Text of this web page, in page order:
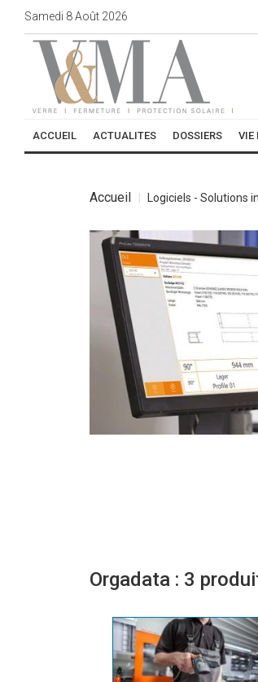
Samedi 8Août 2026
ACCUEIL ACTUALITES DOSSIERS VIE
Accueil Logiciels - Solutions
Orgadata : 3